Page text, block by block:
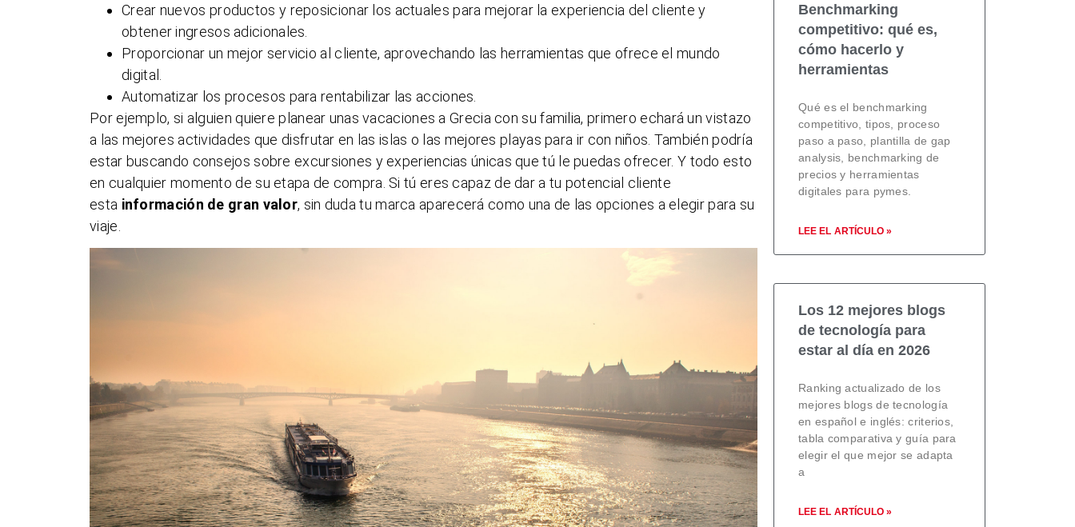
Crear nuevos productos y reposicionar los actuales para mejorar la experiencia del cliente y
obtener ingresos adicionales.
Proporcionar un mejor servicio al cliente, aprovechando las herramientas que ofrece el mundo
digital.
Automatizar los procesos para rentabilizar las acciones.
Por ejemplo, si alguien quiere planear unas vacaciones a Grecia con su familia, primero echará un vistazo
a las mejores actividades que disfrutar en las islas o las mejores playas para ir con niños. También podría
estar buscando consejos sobre excursiones y experiencias únicas que tú le puedas ofrecer. Y todo esto
en cualquier momento de su etapa de compra. Si tú eres capaz de dar a tu potencial cliente
esta información de gran valor, sin duda tu marca aparecerá como una de las opciones a elegir para su
viaje.
Benchmarking
competitivo: qué es,
cómo hacerlo y
herramientas
Qué es el benchmarking
competitivo, tipos, proceso
paso a paso, plantilla de gap
analysis, benchmarking de
precios y herramientas
digitales para pymes.
LEE EL ARTÍCULO »
Los 12 mejores blogs
de tecnología para
estar al día en 2026
Ranking actualizado de los
mejores blogs de tecnología
en español e inglés: criterios,
tabla comparativa y guía para
elegir el que mejor se adapta
a
LEE EL ARTÍCULO »